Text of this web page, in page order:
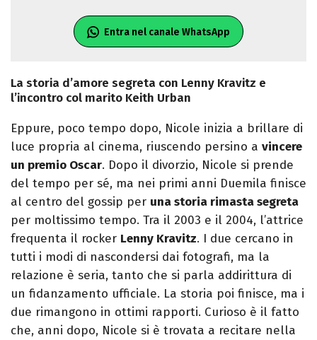
Entra nel canale WhatsApp
La storia d’amore segreta con Lenny Kravitz e
l’incontro col marito Keith Urban
Eppure, poco tempo dopo, Nicole inizia a brillare di
luce propria al cinema, riuscendo persino a vincere
un premio Oscar. Dopo il divorzio, Nicole si prende
del tempo per sé, ma nei primi anni Duemila finisce
al centro del gossip per una storia rimasta segreta
per moltissimo tempo. Tra il 2003 e il 2004, l’attrice
frequenta il rocker Lenny Kravitz. I due cercano in
tutti i modi di nascondersi dai fotografi, ma la
relazione è seria, tanto che si parla addirittura di
un fidanzamento ufficiale. La storia poi finisce, ma i
due rimangono in ottimi rapporti. Curioso è il fatto
che, anni dopo, Nicole si è trovata a recitare nella